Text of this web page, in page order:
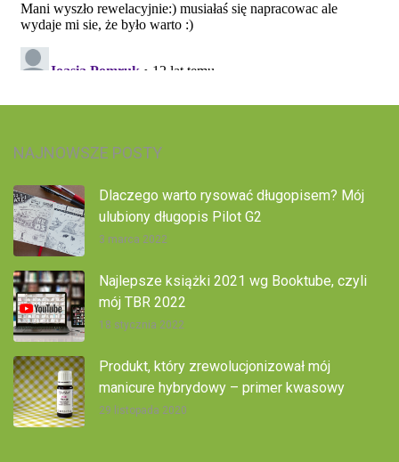
NAJNOWSZE POSTY
Dlaczego warto rysować długopisem? Mój
ulubiony długopis Pilot G2
3 marca 2022
Najlepsze książki 2021 wg Booktube, czyli
mój TBR 2022
18 stycznia 2022
Produkt, który zrewolucjonizował mój
manicure hybrydowy – primer kwasowy
29 listopada 2020